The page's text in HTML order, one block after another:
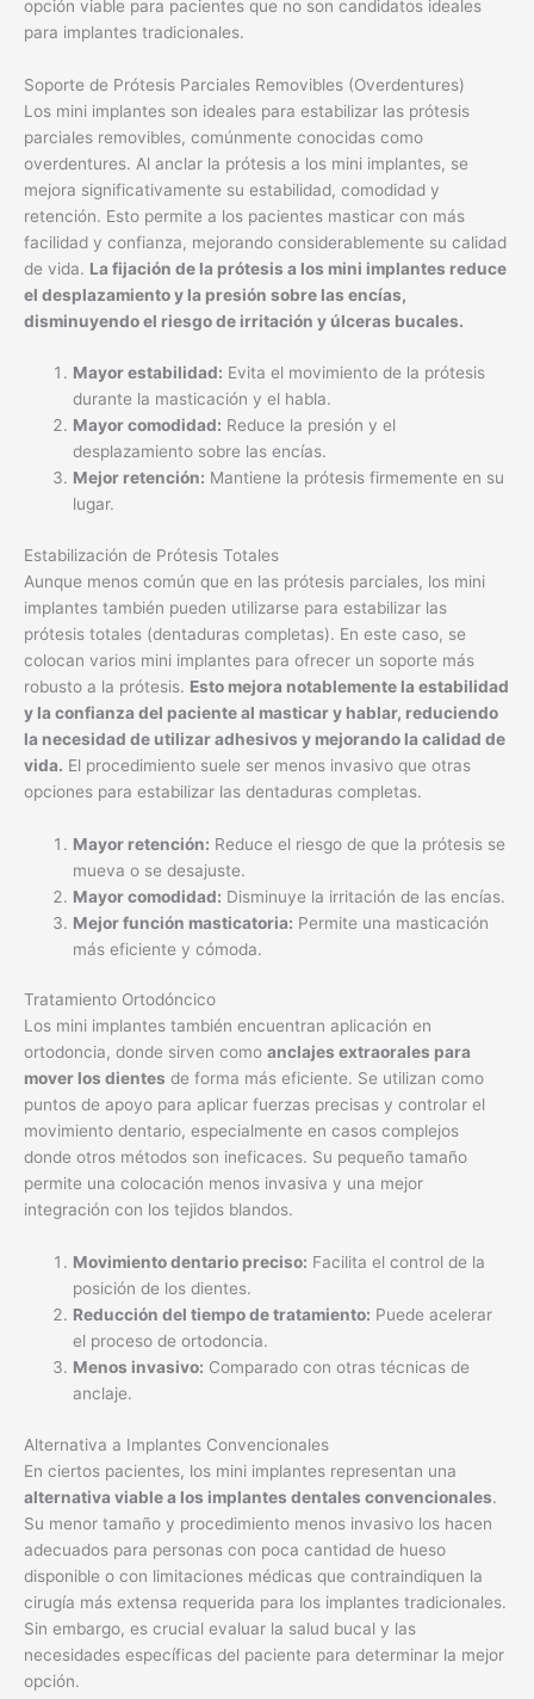
opción viable para pacientes que no son candidatos ideales
para implantes tradicionales.
Soporte de Prótesis Parciales Removibles (Overdentures)
Los mini implantes son ideales para estabilizar las prótesis
parciales removibles, comúnmente conocidas como
overdentures. Al anclar la prótesis a los mini implantes, se
mejora significativamente su estabilidad, comodidad y
retención. Esto permite a los pacientes masticar con más
facilidad y confianza, mejorando considerablemente su calidad
de vida. La fijación de la prótesis a los mini implantes reduce
el desplazamiento y la presión sobre las encías,
disminuyendo el riesgo de irritación y úlceras bucales.
Mayor estabilidad: Evita el movimiento de la prótesis
durante la masticación y el habla.
Mayor comodidad: Reduce la presión y el
desplazamiento sobre las encías.
Mejor retención: Mantiene la prótesis firmemente en su
lugar.
Estabilización de Prótesis Totales
Aunque menos común que en las prótesis parciales, los mini
implantes también pueden utilizarse para estabilizar las
prótesis totales (dentaduras completas). En este caso, se
colocan varios mini implantes para ofrecer un soporte más
robusto a la prótesis. Esto mejora notablemente la estabilidad
y la confianza del paciente al masticar y hablar, reduciendo
la necesidad de utilizar adhesivos y mejorando la calidad de
vida. El procedimiento suele ser menos invasivo que otras
opciones para estabilizar las dentaduras completas.
Mayor retención: Reduce el riesgo de que la prótesis se
mueva o se desajuste.
Mayor comodidad: Disminuye la irritación de las encías.
Mejor función masticatoria: Permite una masticación
más eficiente y cómoda.
Tratamiento Ortodóncico
Los mini implantes también encuentran aplicación en
ortodoncia, donde sirven como anclajes extraorales para
mover los dientes de forma más eficiente. Se utilizan como
puntos de apoyo para aplicar fuerzas precisas y controlar el
movimiento dentario, especialmente en casos complejos
donde otros métodos son ineficaces. Su pequeño tamaño
permite una colocación menos invasiva y una mejor
integración con los tejidos blandos.
Movimiento dentario preciso: Facilita el control de la
posición de los dientes.
Reducción del tiempo de tratamiento: Puede acelerar
el proceso de ortodoncia.
Menos invasivo: Comparado con otras técnicas de
anclaje.
Alternativa a Implantes Convencionales
En ciertos pacientes, los mini implantes representan una
alternativa viable a los implantes dentales convencionales.
Su menor tamaño y procedimiento menos invasivo los hacen
adecuados para personas con poca cantidad de hueso
disponible o con limitaciones médicas que contraindiquen la
cirugía más extensa requerida para los implantes tradicionales.
Sin embargo, es crucial evaluar la salud bucal y las
necesidades específicas del paciente para determinar la mejor
opción.